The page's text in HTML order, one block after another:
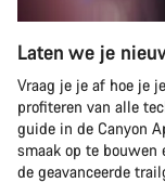
Laten we je
Vraag je je af hoe je
profiteren van alle
guide in de Canyon
smaak op te
de geavanceerde